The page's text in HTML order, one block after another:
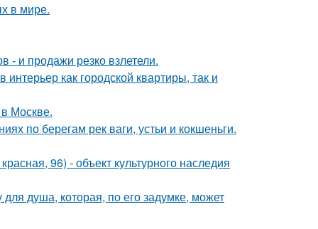
в мире.
- и продажи резко взлетели.
как городской квартиры, так и
Москве.
по берегам рек ваги, устьи и кокшеньги.
96) - объект культурного наследия
душа, которая, по его задумке, может